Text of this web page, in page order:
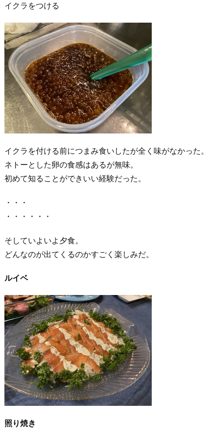
イクラをつける
イクラを付ける前につまみ食いしたが全く味がなかった。
ネトーとした卵の食感はあるが無味。
初めて知ることができいい経験だった。
・・・
・・・・・・
そしていよいよ夕食。
どんなのが出てくるのかすごく楽しみだ。
ルイベ
照り焼き